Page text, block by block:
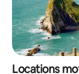
Locations